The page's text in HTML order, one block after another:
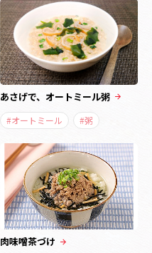
あさげで、オートミール粥
#オートミール #粥
肉味噌茶づけ